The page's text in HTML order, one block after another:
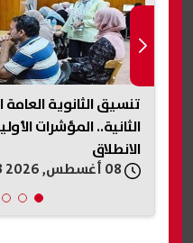
تنسيق الثانوية العامة
الثانية.. المؤشرات
الانطلاق